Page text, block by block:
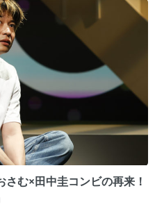
さむ×田中圭コンビの再来！